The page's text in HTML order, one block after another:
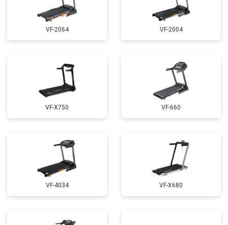
VF-2064 VF-2004
VF-X750 VF-660
VF-4034 VF-X680